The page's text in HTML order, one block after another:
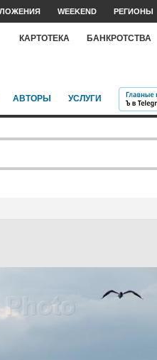
WEEKEND РЕГИОНЫ
КАРТОТЕКА БАНКРОТСТВА
АВТОРЫ УСЛУГИ